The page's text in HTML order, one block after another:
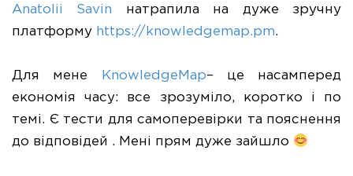
Anatolii Savin натрапила на дуже зручну
платформу https://knowledgemap.pm.
Для мене KnowledgeMap– це насамперед
економія часу: все зрозуміло, коротко і по
темі. Є тести для самоперевірки та пояснення
до відповідей . Мені прям дуже зайшло